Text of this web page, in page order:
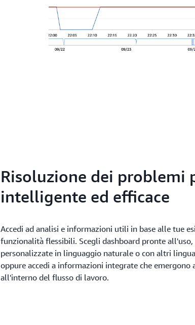
Risoluzione dei problemi
intelligente ed efficace
Accedi ad analisi e informazioni utili in base alle tue
funzionalità flessibili. Scegli dashboard pronte all'uso,
personalizzate in linguaggio naturale o con altri
oppure accedi a informazioni integrate che emergono
all'interno del flusso di lavoro.